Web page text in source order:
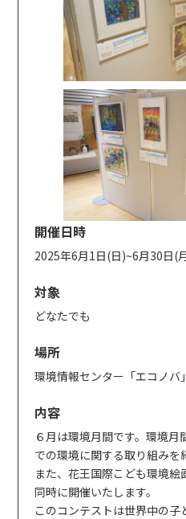
開催日時
2025年6月1日(日)~6月30日(
対象
どなたでも
場所
環境情報センター「エコノバ
内容
６月は環境月間です。環境
での環境に関する取り組みを
また、花王国際こども環境
同時に開催いたします。
このコンテストは世界中の子